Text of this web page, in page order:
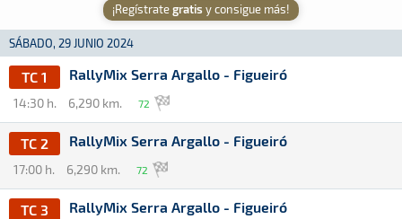
¡Regístrategratis y consigue más!
SÁBADO, 29 JUNIO 2024
TC 1 RallyMix Serra Argallo - Figueiró
14:30 h. 6,290 km. 72
TC 2 RallyMix Serra Argallo - Figueiró
17:00 h. 6,290 km. 72
TC 3 RallyMix Serra Argallo - Figueiró